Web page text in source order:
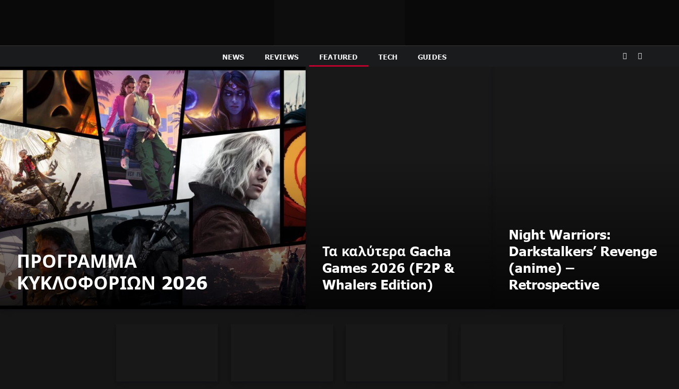
NEWS REVIEWS FEATURED TECH GUIDES
ΠΡΟΓΡΑΜΜΑ
ΚΥΚΛΟΦΟΡΙΩΝ 2026
Τα καλύτερα Gacha
Games 2026 (F2P &
Whalers Edition)
Night Warriors:
Darkstalkers’ Revenge
(anime) –
Retrospective